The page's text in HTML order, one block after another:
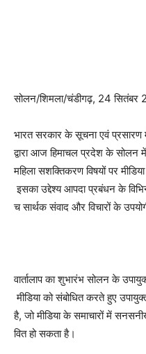
सोलन/शिमला/चंडीगढ़, 24 सितंबर
भारत सरकार के सूचना एवं प्रसारण
द्वारा आज हिमाचल प्रदेश के सोलन
महिला सशक्तिकरण विषयों पर
इसका उद्देश्य आपदा प्रबंधन के
च सार्थक संवाद और विचारों के
वार्तालाप का शुभारंभ सोलन के
मीडिया को संबोधित करते हुए
है, जो मीडिया के समाचारों में
वित हो सकता है।